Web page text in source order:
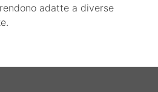
adatte a diverse